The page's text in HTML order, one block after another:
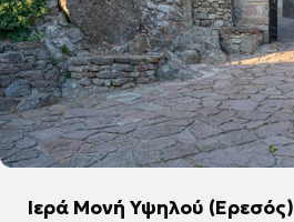
Ιερά Μονή Υψηλού (Ερεσός)